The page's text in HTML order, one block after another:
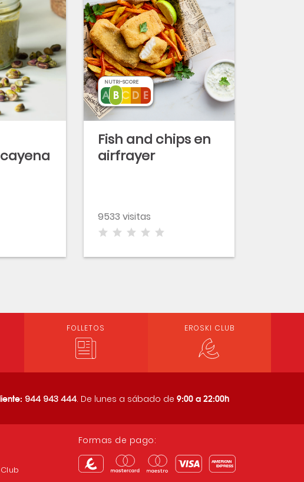
Fish and chips en
airfrayer
9533 visitas
NUTRI-SCORE
FOLLETOS EROSKI CLUB
944 943 444. De lunes a sábado de 9:00 a 22:00h
Formas de pago: